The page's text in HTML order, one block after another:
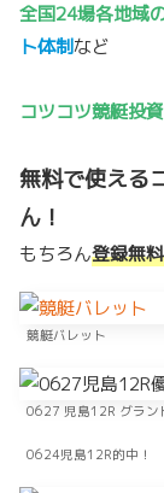
全国24場各地域
ト体制など
コツコツ競艇投
無料で使える
ん！
もちろん登録無
競艇バレット
0627 児島12R グラン
0624児島12R的中！